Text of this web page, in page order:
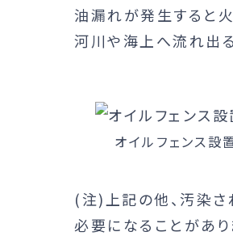
油漏れが発生すると
河川や海上へ流れ出
オイルフェンス設
(注)上記の他、汚染
必要になることがあり